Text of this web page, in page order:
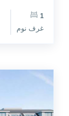
1
غرف نوم